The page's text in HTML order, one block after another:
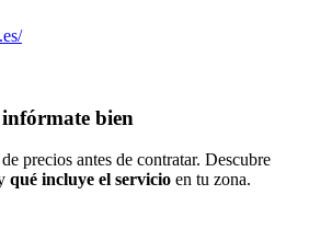
bien
precios antes de contratar. Descubre
qué incluye el servicio en tu zona.